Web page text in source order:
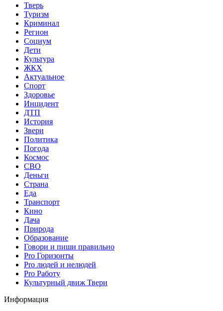
Тверь
Туризм
Криминал
Регион
Социум
Дети
Культура
ЖКХ
Актуальное
Спорт
Здоровье
Инцидент
ДТП
История
Звери
Политика
Погода
Космос
СВО
Деньги
Страна
Еда
Транспорт
Кино
Дача
Природа
Образование
Говори и пиши правильно
Pro Горизонты
Pro людей и нелюдей
Pro Работу
Культурный движ Твери
Информация